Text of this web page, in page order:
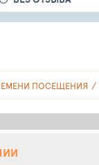
ПОСЕЩЕНИЯ